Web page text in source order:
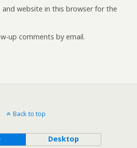
and website in this browser for the
up comments by email.
Back to top
Desktop